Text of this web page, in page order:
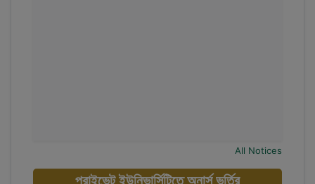
All Notices
প্রাইভেট ইউনিভার্সিটিতে অনার্স ভর্তির